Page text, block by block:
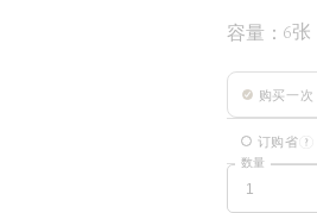
容量： 6张
购买一次
订购省
数量